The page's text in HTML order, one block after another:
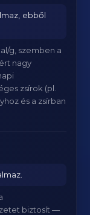
ebből
g, szemben a
nagy
zsírok (pl.
és a zsírban
biztosít —